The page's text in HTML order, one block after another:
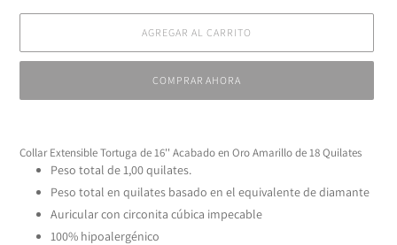
AGREGAR AL CARRITO
COMPRAR AHORA
producto
carrito
Collar Extensible Tortuga de 16'' Acabado en Oro Amarillo de 18 Quilates
Peso total de 1,00 quilates.
Peso total en quilates basado en el equivalente de diamante
Auricular con circonita cúbica impecable
100% hipoalergénico